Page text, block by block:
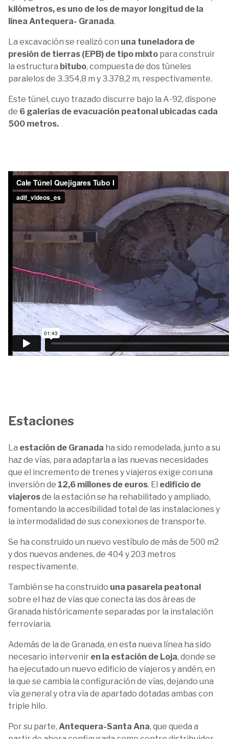
kilómetros, es uno de los de mayor longitud de la
línea Antequera- Granada.
La excavación se realizó con una tuneladora de
presión de tierras (EPB) de tipo mixto para construir
la estructura bitubo, compuesta de dos túneles
paralelos de 3.354,8 m y 3.378,2 m, respectivamente.
Este túnel, cuyo trazado discurre bajo la A-92, dispone
de 6 galerías de evacuación peatonal ubicadas cada
500 metros.
Estaciones
La estación de Granada ha sido remodelada, junto a su
haz de vías, para adaptarla a las nuevas necesidades
que el incremento de trenes y viajeros exige con una
inversión de 12,6 millones de euros. El edificio de
viajerosde la estación se ha rehabilitado y ampliado,
fomentando la accesibilidad total de las instalaciones y
la intermodalidad de sus conexiones de transporte.
Se ha construido un nuevo vestíbulo de más de 500 m2
y dos nuevos andenes, de 404 y 203 metros
respectivamente.
También se ha construido una pasarela peatonal
sobre el haz de vías que conecta las dos áreas de
Granada históricamente separadas por la instalación
ferroviaria.
Además de la de Granada, en esta nueva línea ha sido
necesario intervenir en la estación de Loja, donde se
ha ejecutado un nuevo edificio de viajeros y andén, en
la que se cambia la configuración de vías, dejando una
vía general y otra vía de apartado dotadas ambas con
triple hilo.
Por su parte, Antequera-Santa Ana, que queda a